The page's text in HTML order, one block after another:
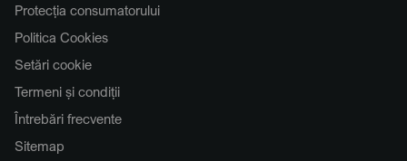
Protecția consumatorului
Politica Cookies
Setări cookie
Termeni și condiții
Întrebări frecvente
Sitemap